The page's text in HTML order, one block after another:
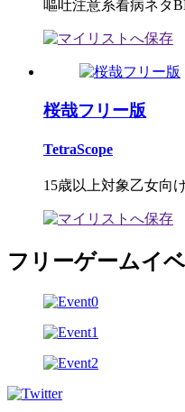
嘔吐注意系看病ネタ
桜哉フリー版
TetraScope
15歳以上対象乙女向
フリーゲームイ